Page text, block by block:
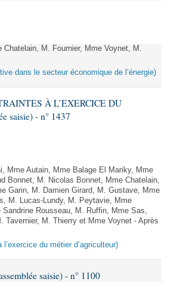
M. Fournier, Mme Voynet, M.
dans le secteur économique de l’énergie)
À L’EXERCICE DU
saisie) - n° 1437
Mme Autain, Mme Balage El Mariky, Mme
Bonnet, M. Nicolas Bonnet, Mme Chatelain,
Garin, M. Damien Girard, M. Gustave, Mme
M. Lucas-Lundy, M. Peytavie, Mme
Rousseau, M. Ruffin, Mme Sas,
Tavernier, M. Thierry et Mme Voynet - Après
du métier d’agriculteur)
saisie) - n° 1100